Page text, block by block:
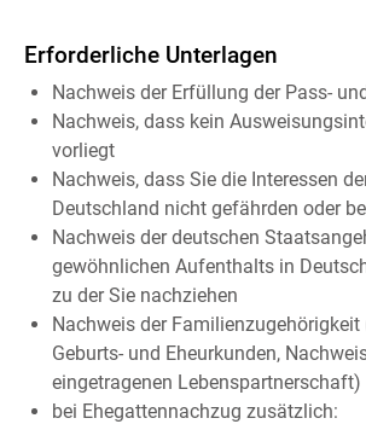
Erforderliche Unterlagen
Nachweis der Erfüllung der Pass-
Nachweis, dass kein
vorliegt
Nachweis, dass Sie die Interessen
Deutschland nicht gefährden oder
Nachweis der deutschen
gewöhnlichen Aufenthalts in
zu der Sie nachziehen
Nachweis der Familienzugehörigkeit
Geburts- und Eheurkunden,
eingetragenen Lebenspartnerschaft)
bei Ehegattennachzug zusätzlich: